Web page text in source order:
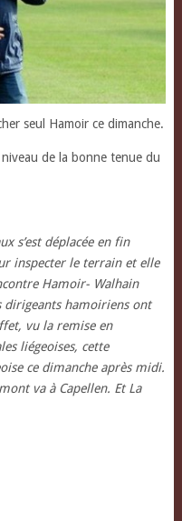
seul Hamoir ce dimanche.
de la bonne tenue du
s’est déplacée en fin
inspecter le terrain et elle
Hamoir- Walhain
dirigeants hamoiriens ont
vu la remise en
liégeoises, cette
ce dimanche après midi.
va à Capellen. Et La